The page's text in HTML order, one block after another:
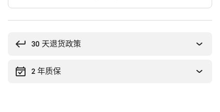
30 天退货政策
2 年质保